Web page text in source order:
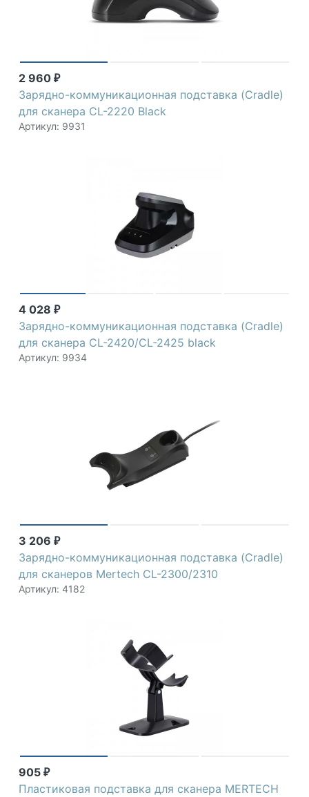
2 960 ₽
Зарядно-коммуникационная подставка (Cradle)
для сканера CL-2220 Black
Артикул: 9931
4 028 ₽
Зарядно-коммуникационная подставка (Cradle)
для сканера CL-2420/CL-2425 black
Артикул: 9934
3 206 ₽
Зарядно-коммуникационная подставка (Cradle)
для сканеров Mertech CL-2300/2310
Артикул: 4182
905 ₽
Пластиковая подставка для сканера MERTECH